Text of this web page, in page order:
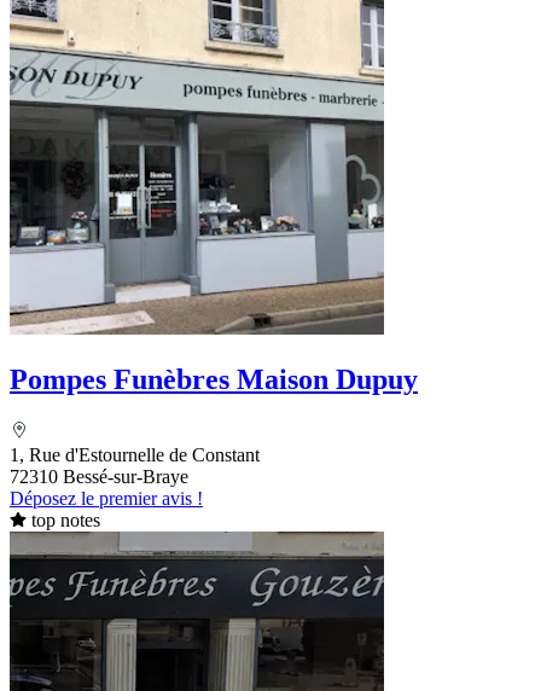
Pompes Funèbres Maison Dupuy
1, Rue d'Estournelle de Constant
72310 Bessé-sur-Braye
Déposez le premier avis !
top notes